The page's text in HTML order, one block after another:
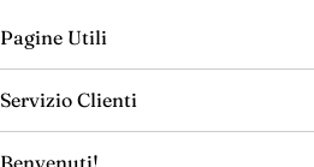
Pagine Utili
Servizio Clienti
Benvenuti!